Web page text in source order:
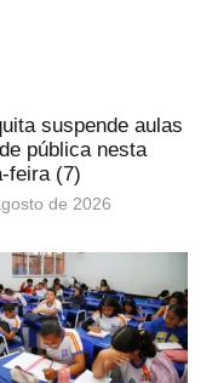
suspende aulas
pública nesta
feira (7)
de 2026